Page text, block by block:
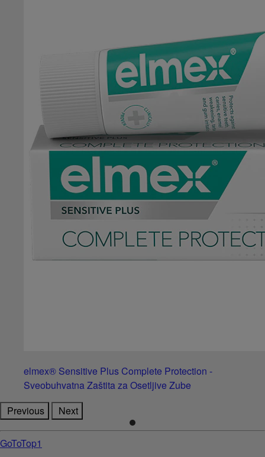
elmex® Sensitive Plus Complete Protection -
Sveobuhvatna Zaštita za Osetljive Zube
Previous
Next
GoToTop1